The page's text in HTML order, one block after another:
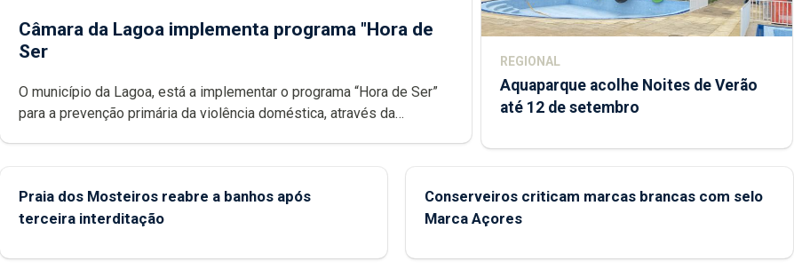
Câmara da Lagoa implementa programa "Hora de
Ser
O município da Lagoa, está a implementar o programa “Hora de Ser”
para a prevenção primária da violência doméstica, através da
REGIONAL
Aquaparque acolhe Noites de Verão
até 12 de setembro
Praia dos Mosteiros reabre a banhos após
terceira interditação
Conserveiros criticam marcas brancas com selo
Marca Açores